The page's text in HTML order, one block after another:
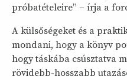
próbatételeire” – írja a
A külsőségeket és a
mondani, hogy a könyv
hogy táskába csúsztatva
rövidebb-hosszabb